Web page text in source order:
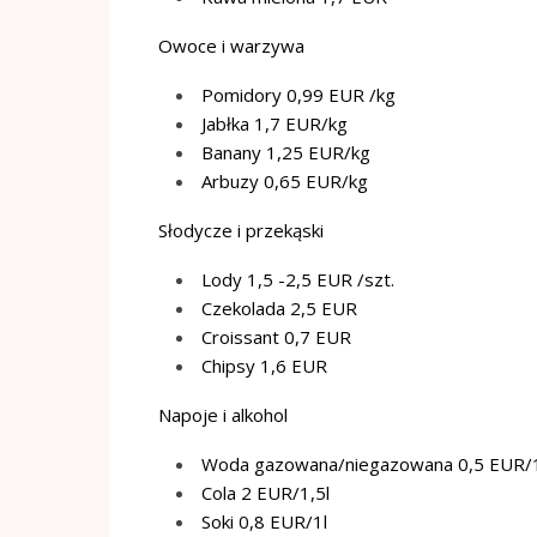
Owoce i warzywa
Pomidory 0,99 EUR /kg
Jabłka 1,7 EUR/kg
Banany 1,25 EUR/kg
Arbuzy 0,65 EUR/kg
Słodycze i przekąski
Lody 1,5 -2,5 EUR /szt.
Czekolada 2,5 EUR
Croissant 0,7 EUR
Chipsy 1,6 EUR
Napoje i alkohol
Woda gazowana/niegazowana 0,5 EUR/
Cola 2 EUR/1,5l
Soki 0,8 EUR/1l